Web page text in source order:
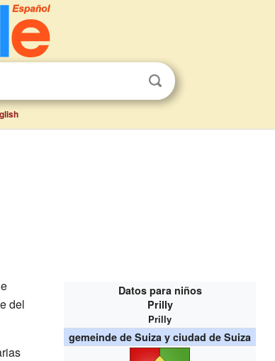
Datos para niños
Prilly
Prilly
gemeinde de Suiza y ciudad de Suiza
del